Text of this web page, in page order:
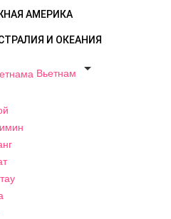
АМЕРИКА
И ОКЕАНИЯ
Вьетнам
